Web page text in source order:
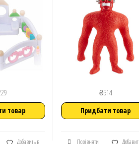
товар
Добавить в
₴514
Придбати товар
Порівняти